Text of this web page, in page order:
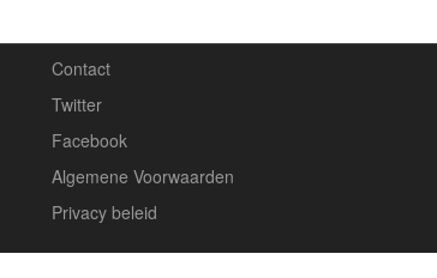
Contact
Twitter
Facebook
Algemene Voorwaarden
Privacy beleid